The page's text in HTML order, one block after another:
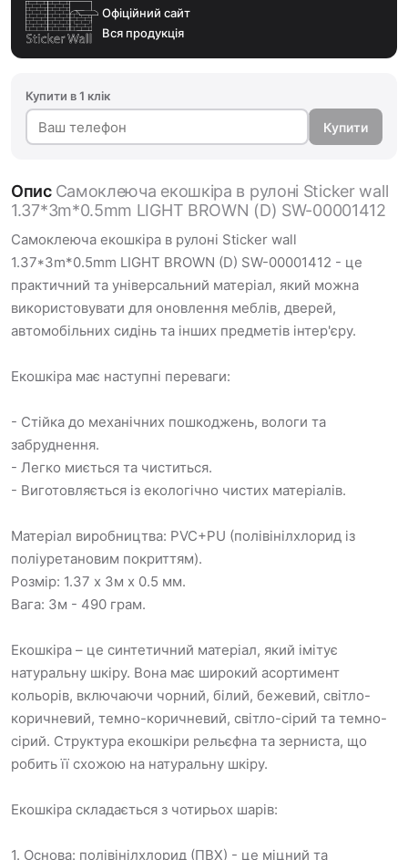
Офіційний сайт
Вся продукція
Купити в 1 клік
Купити
Опис Самоклеюча екошкіра в рулоні Sticker wall
1.37*3m*0.5mm LIGHT BROWN (D) SW-00001412
Самоклеюча екошкіра в рулоні Sticker wall
1.37*3m*0.5mm LIGHT BROWN (D) SW-00001412 - це
практичний та універсальний матеріал, який можна
використовувати для оновлення меблів, дверей,
автомобільних сидінь та інших предметів інтер'єру.
Екошкіра має наступні переваги:
- Стійка до механічних пошкоджень, вологи та
забруднення.
- Легко миється та чиститься.
- Виготовляється із екологічно чистих матеріалів.
Матеріал виробництва: PVC+PU (полівінілхлорид із
поліуретановим покриттям).
Розмір: 1.37 х 3м х 0.5 мм.
Вага: 3м - 490 грам.
Екошкіра – це синтетичний матеріал, який імітує
натуральну шкіру. Вона має широкий асортимент
кольорів, включаючи чорний, білий, бежевий, світло-
коричневий, темно-коричневий, світло-сірий та темно-
сірий. Структура екошкіри рельєфна та зерниста, що
робить її схожою на натуральну шкіру.
Екошкіра складається з чотирьох шарів:
1. Основа: полівінілхлорид (ПВХ) - це міцний та